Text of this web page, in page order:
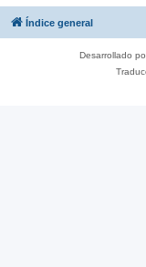
Índice general
Desarrollado